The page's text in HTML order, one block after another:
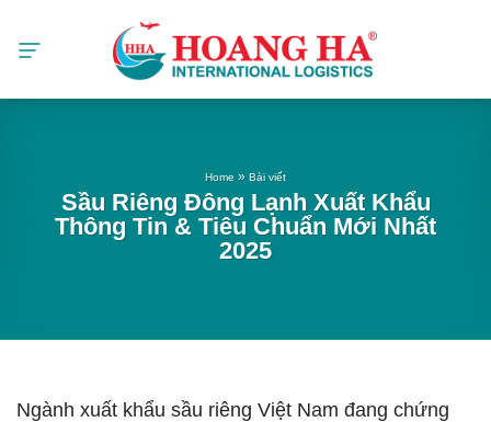
Home » Bài viết
Sầu Riêng Đông Lạnh Xuất Khẩu
Thông Tin & Tiêu Chuẩn Mới Nhất
2025
Ngành xuất khẩu sầu riêng Việt Nam đang chứng